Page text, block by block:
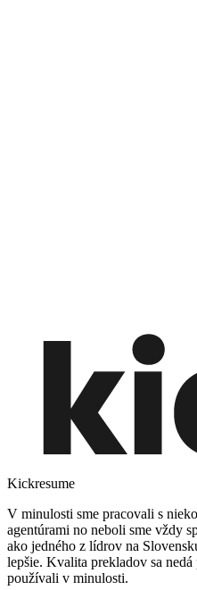
Kickresume
V minulosti sme pracovali s
agentúrami no neboli sme vždy
ako jedného z lídrov na
lepšie. Kvalita prekladov sa
používali v minulosti.